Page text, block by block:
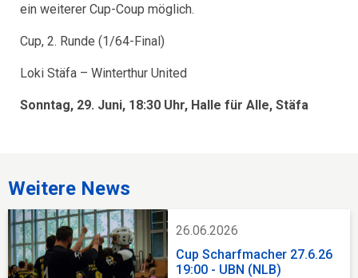
ein weiterer Cup-Coup möglich.
Cup, 2. Runde (1/64-Final)
Loki Stäfa – Winterthur United
Sonntag, 29. Juni, 18:30 Uhr, Halle für Alle, Stäfa
Weitere News
26.06.2026
Cup Scharfmacher 27.6.26
19:00 - UBN (NLB)